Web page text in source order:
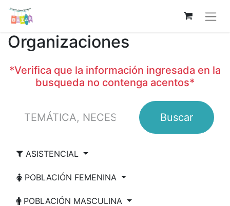
Organizaciones
*Verifica que la información ingresada en la
busqueda no contenga acentos*
Buscar
ASISTENCIAL
POBLACIÓN FEMENINA
POBLACIÓN MASCULINA